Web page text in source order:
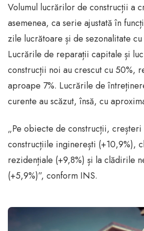
Volumul lucrărilor de construcții a
asemenea, ca serie ajustată în
zile lucrătoare și de sezonalitate
Lucrările de reparații capitale și
construcții noi au crescut cu 50%,
aproape 7%. Lucrările de
curente au scăzut, însă, cu
„Pe obiecte de construcții,
construcțiile inginerești (+10,9%),
rezidențiale (+9,8%) și la clădirile
(+5,9%)”, conform INS.